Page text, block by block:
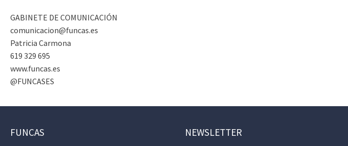
GABINETE DE COMUNICACIÓN
comunicacion@funcas.es
Patricia Carmona
619 329 695
www.funcas.es
@FUNCASES
FUNCAS NEWSLETTER